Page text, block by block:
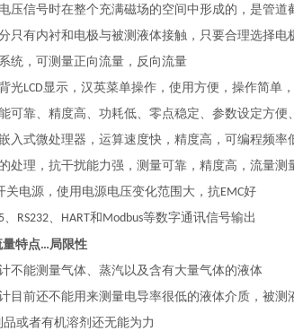
压信号时在整个充满磁场的空间中形成的，是管
只有内衬和电极与被测液体接触，只要合理选择
统，可测量正向流量，反向流量
光LCD显示，汉英菜单操作，使用方便，操作简单
可靠、精度高、功耗低、零点稳定、参数设定方便、
入式微处理器，运算速度快，精度高，可编程频
处理，抗干扰能力强，测量可靠，精度高，流量测
关电源，使用电源电压变化范围大，抗EMC好
、 RS232、 HART和 Modbus等数字通讯信号输出
量特点…局限性
不能测量气体、蒸汽以及含有大量气体的液体
目前还不能用来测量电导率很低的液体介质，被测
者有机溶剂还无能为力